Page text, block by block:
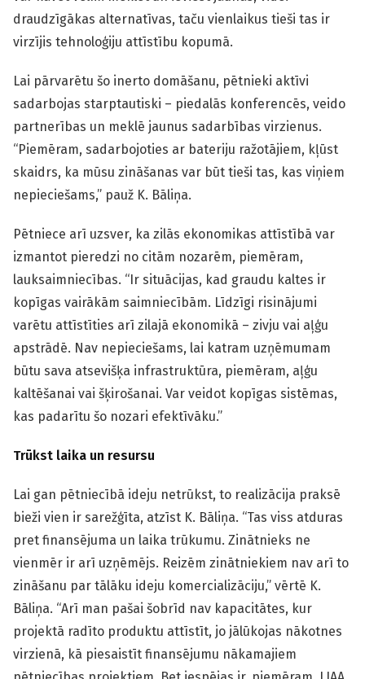
draudzīgākas alternatīvas, taču vienlaikus tieši tas ir
virzījis tehnoloģiju attīstību kopumā.
Lai pārvarētu šo inerto domāšanu, pētnieki aktīvi
sadarbojas starptautiski – piedalās konferencēs, veido
partnerības un meklē jaunus sadarbības virzienus.
“Piemēram, sadarbojoties ar bateriju ražotājiem, kļūst
skaidrs, ka mūsu zināšanas var būt tieši tas, kas viņiem
nepieciešams,” pauž K. Bāliņa.
Pētniece arī uzsver, ka zilās ekonomikas attīstībā var
izmantot pieredzi no citām nozarēm, piemēram,
lauksaimniecības. “Ir situācijas, kad graudu kaltes ir
kopīgas vairākām saimniecībām. Līdzīgi risinājumi
varētu attīstīties arī zilajā ekonomikā – zivju vai aļģu
apstrādē. Nav nepieciešams, lai katram uzņēmumam
būtu sava atsevišķa infrastruktūra, piemēram, aļģu
kaltēšanai vai šķirošanai. Var veidot kopīgas sistēmas,
kas padarītu šo nozari efektīvāku.”
Trūkst laika un resursu
Lai gan pētniecībā ideju netrūkst, to realizācija praksē
bieži vien ir sarežģīta, atzīst K. Bāliņa. “Tas viss atduras
pret finansējuma un laika trūkumu. Zinātnieks ne
vienmēr ir arī uzņēmējs. Reizēm zinātniekiem nav arī to
zināšanu par tālāku ideju komercializāciju,” vērtē K.
Bāliņa. “Arī man pašai šobrīd nav kapacitātes, kur
projektā radīto produktu attīstīt, jo jālūkojas nākotnes
virzienā, kā piesaistīt finansējumu nākamajiem